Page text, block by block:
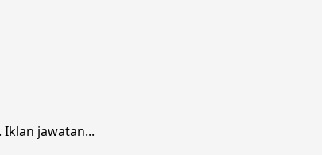
Iklan jawatan...